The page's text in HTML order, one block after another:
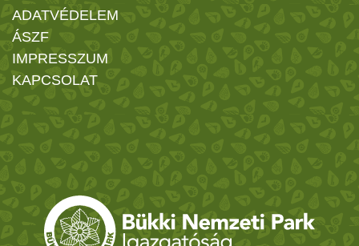
ADATVÉDELEM
ÁSZF
IMPRESSZUM
KAPCSOLAT